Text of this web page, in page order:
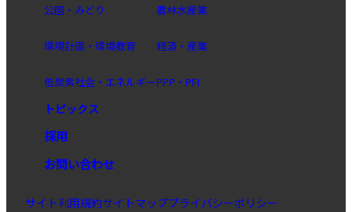
公園・みどり
環境計画・環境教育
低炭素社会・エネルギー
農林水産業
経済・産業
PPP・PFI
トピックス
採用
お問い合わせ
サイト利用規約サイトマッププライバシーポリシー